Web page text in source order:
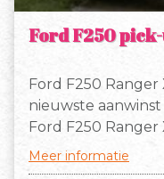
Ford F250
Ford F250 Ranger
nieuwste
Ford F250 Ranger
Special uit 1975.
pick-up in de
Meer informatie